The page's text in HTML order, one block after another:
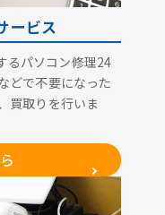
ービス
るパソコン修理24
どで不要になった
買取りを行いま